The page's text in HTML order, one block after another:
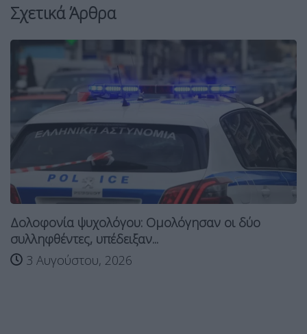
Σχετικά Άρθρα
Δολοφονία ψυχολόγου: Ομολόγησαν οι δύο
συλληφθέντες, υπέδειξαν...
3 Αυγούστου, 2026